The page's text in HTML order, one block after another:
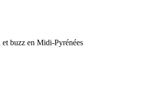
buzz en Midi-Pyrénées